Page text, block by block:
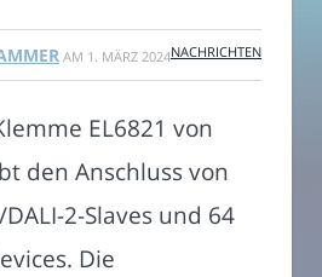
AM 1. MÄRZ 2024NACHRICHTEN
EL6821 von
den Anschluss von
2-Slaves und 64
Die